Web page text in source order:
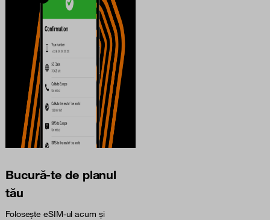
Bucură-te de planul
tău
Folosește eSIM-ul acum și